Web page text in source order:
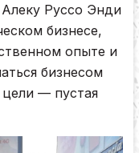
Руссо Энди
бизнесе,
опыте и
бизнесом
цели — пустая